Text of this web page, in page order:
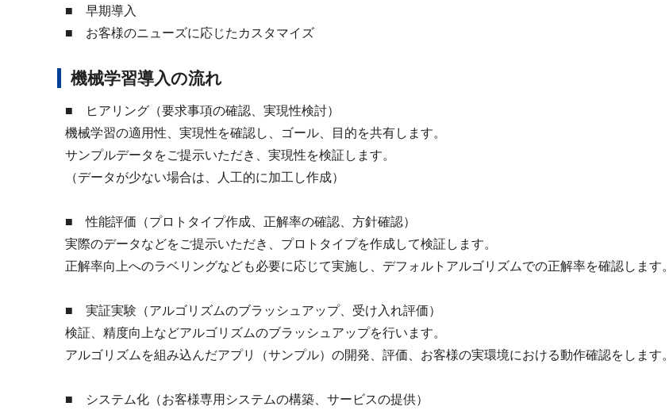
■ 早期導入
■ お客様のニューズに応じたカスタマイズ
機械学習導入の流れ
■ ヒアリング（要求事項の確認、実現性検討）
機械学習の適用性、実現性を確認し、ゴール、目的を共有します。
サンプルデータをご提示いただき、実現性を検証します。
（データが少ない場合は、人工的に加工し作成）
■ 性能評価（プロトタイプ作成、正解率の確認、方針確認）
実際のデータなどをご提示いただき、プロトタイプを作成して検証します。
正解率向上へのラベリングなども必要に応じて実施し、デフォルトアルゴリズムでの正解率を確認します。
■ 実証実験（アルゴリズムのブラッシュアップ、受け入れ評価）
検証、精度向上などアルゴリズムのブラッシュアップを行います。
アルゴリズムを組み込んだアプリ（サンプル）の開発、評価、お客様の実環境における動作確認をします。
■ システム化（お客様専用システムの構築、サービスの提供）